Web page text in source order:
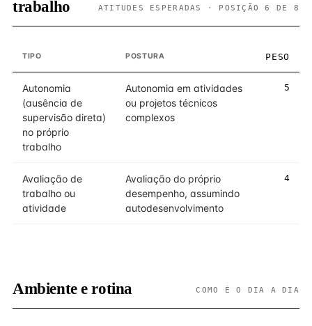
trabalho
ATITUDES ESPERADAS · POSIÇÃO 6 DE 8
TIPO POSTURA PESO
Autonomia
(ausência de
supervisão direta)
no próprio
trabalho
Autonomia em atividades
ou projetos técnicos
complexos
5
Avaliação de
trabalho ou
atividade
Avaliação do próprio
desempenho, assumindo
autodesenvolvimento
4
Ambiente e rotina COMO É O DIA A DIA